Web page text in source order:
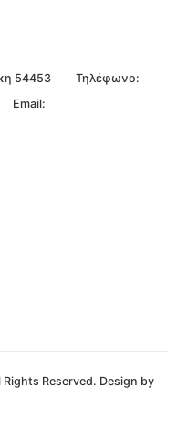
54453
Τηλέφωνο:
Email:
Rights Reserved. Design by